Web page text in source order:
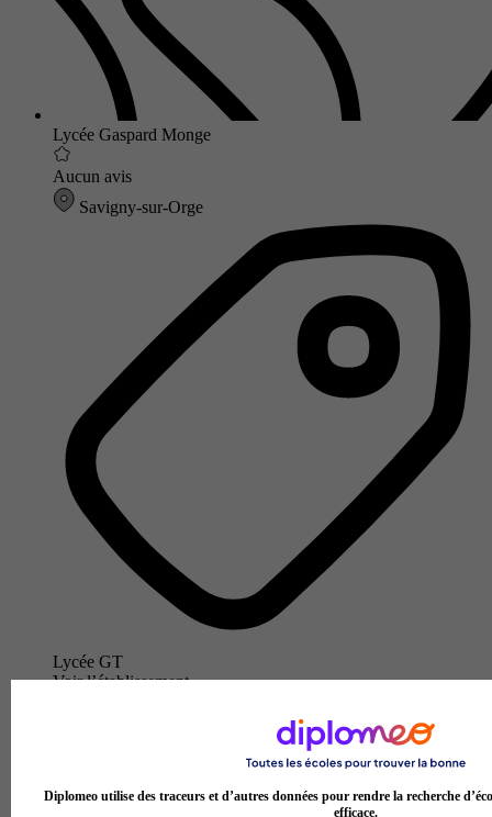
Lycée Gaspard Monge
Aucun avis
Savigny-sur-Orge
Lycée GT
Voir l’établissement
Diplomeo utilise des traceurs et d’autres données pour rendre la recherche
efficace.